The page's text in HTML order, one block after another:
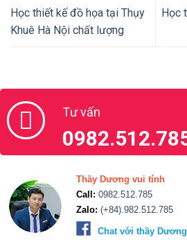
Học thiết kế đồ họa tại Thụy
Khuê Hà Nội chất lượng
Học
Tư vấn
Thầy Dương vui tính
Call: 0982.512.785
Zalo: (+84).982.512.785
Chat với thầy Dương